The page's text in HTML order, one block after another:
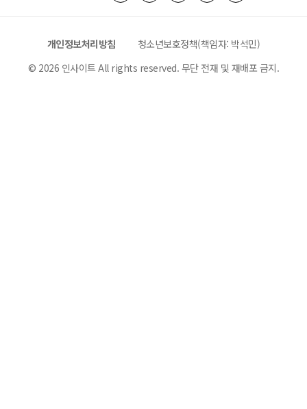
개인정보처리방침
청소년보호정책(책임자: 박석민)
© 2026 인사이트 All rights reserved. 무단 전재 및 재배포 금지.